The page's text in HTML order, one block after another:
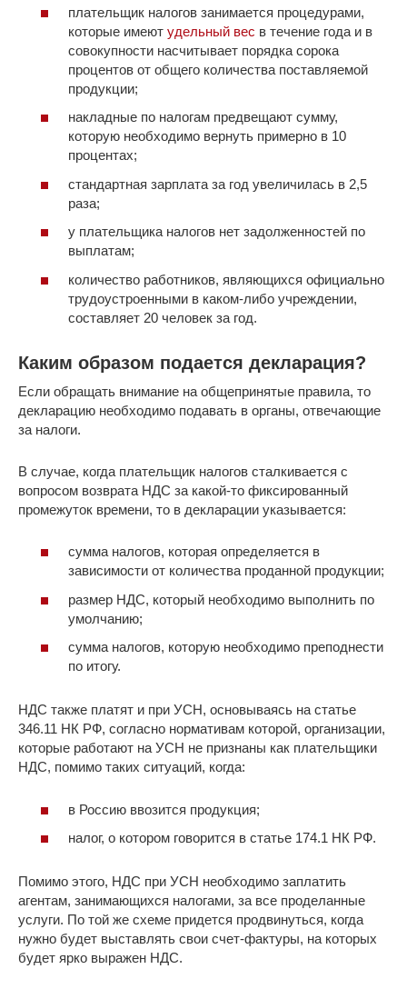
плательщик налогов занимается процедурами,
которые имеют удельный вес в течение года и в
совокупности насчитывает порядка сорока
процентов от общего количества поставляемой
продукции;
накладные по налогам предвещают сумму,
которую необходимо вернуть примерно в 10
процентах;
стандартная зарплата за год увеличилась в 2,5
раза;
у плательщика налогов нет задолженностей по
выплатам;
количество работников, являющихся официально
трудоустроенными в каком-либо учреждении,
составляет 20 человек за год.
Каким образом подается декларация?
Если обращать внимание на общепринятые правила, то
декларацию необходимо подавать в органы, отвечающие
за налоги.
В случае, когда плательщик налогов сталкивается с
вопросом возврата НДС за какой-то фиксированный
промежуток времени, то в декларации указывается:
сумма налогов, которая определяется в
зависимости от количества проданной продукции;
размер НДС, который необходимо выполнить по
умолчанию;
сумма налогов, которую необходимо преподнести
по итогу.
НДС также платят и при УСН, основываясь на статье
346.11 НК РФ, согласно нормативам которой, организации,
которые работают на УСН не признаны как плательщики
НДС, помимо таких ситуаций, когда:
в Россию ввозится продукция;
налог, о котором говорится в статье 174.1 НК РФ.
Помимо этого, НДС при УСН необходимо заплатить
агентам, занимающихся налогами, за все проделанные
услуги. По той же схеме придется продвинуться, когда
нужно будет выставлять свои счет-фактуры, на которых
будет ярко выражен НДС.